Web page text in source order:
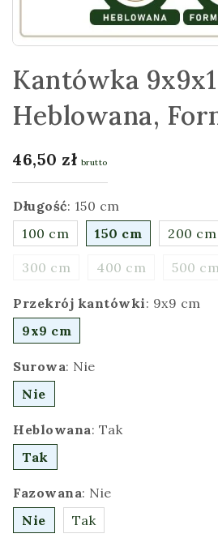
Kantówka
Heblowana,
46,50 zł brutto
Długość: 150 cm
100 cm
150 cm 200 cm
300 cm 400 cm 500 cm
Przekrój kantówki: 9x9 cm
9x9 cm
Surowa: Nie
Nie
Heblowana: Tak
Tak
Fazowana: Nie
Nie
Tak